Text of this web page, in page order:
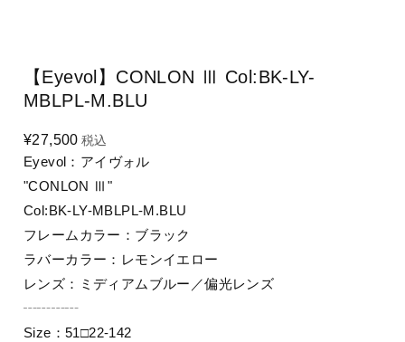
【Eyevol】CONLON Ⅲ Col:BK-LY-
MBLPL-M.BLU
¥27,500 税込
Eyevol：アイヴォル
"CONLON Ⅲ"
Col:BK-LY-MBLPL-M.BLU
フレームカラー：ブラック
ラバーカラー：レモンイエロー
レンズ：ミディアムブルー／偏光レンズ
┄┄┄┄
Size：51□22-142